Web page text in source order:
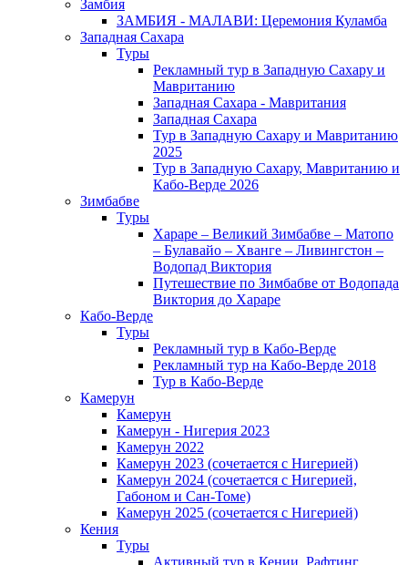
Замбия
ЗАМБИЯ - МАЛАВИ: Церемония Куламба
Западная Сахара
Туры
Рекламный тур в Западную Сахару и
Мавританию
Западная Сахара - Мавритания
Западная Сахара
Тур в Западную Сахару и Мавританию
2025
Тур в Западную Сахару, Мавританию и
Кабо-Верде 2026
Зимбабве
Туры
Хараре – Великий Зимбабве – Матопо
– Булавайо – Хванге – Ливингстон –
Водопад Виктория
Путешествие по Зимбабве от Водопада
Виктория до Хараре
Кабо-Верде
Туры
Рекламный тур в Кабо-Верде
Рекламный тур на Кабо-Верде 2018
Тур в Кабо-Верде
Камерун
Камерун
Камерун - Нигерия 2023
Камерун 2022
Камерун 2023 (сочетается с Нигерией)
Камерун 2024 (сочетается с Нигерией,
Габоном и Сан-Томе)
Камерун 2025 (сочетается с Нигерией)
Кения
Туры
Активный тур в Кении. Рафтинг,